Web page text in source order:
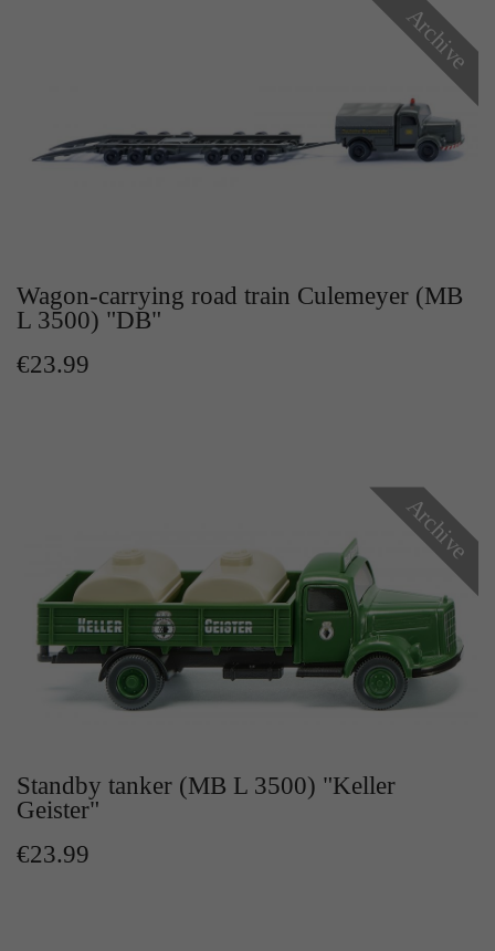
Archive
Wagon-carrying road train Culemeyer (MB
L 3500) "DB"
€23.99
Archive
Standby tanker (MB L 3500) "Keller
Geister"
€23.99
Solange es gesetzt ist, werden bestimmte